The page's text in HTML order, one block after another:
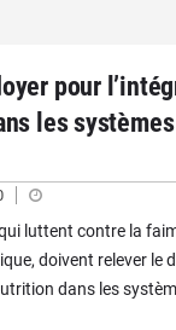
pour
les systèmes
luttent contre la
doivent relever le
dans les